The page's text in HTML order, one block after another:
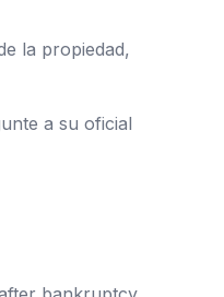
la propiedad,
a su oficial